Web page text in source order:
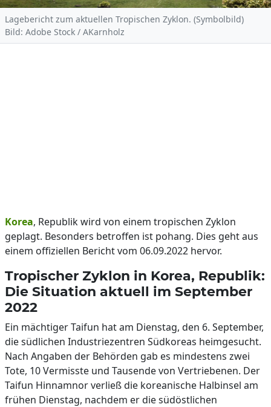
Lagebericht zum aktuellen Tropischen Zyklon. (Symbolbild)
Bild: Adobe Stock / AKarnholz
Korea, Republik wird von einem tropischen Zyklon
geplagt. Besonders betroffen ist pohang. Dies geht aus
einem offiziellen Bericht vom 06.09.2022 hervor.
Tropischer Zyklon in Korea, Republik:
Die Situation aktuell im September
2022
Ein mächtiger Taifun hat am Dienstag, den 6. September,
die südlichen Industriezentren Südkoreas heimgesucht.
Nach Angaben der Behörden gab es mindestens zwei
Tote, 10 Vermisste und Tausende von Vertriebenen. Der
Taifun Hinnamnor verließ die koreanische Halbinsel am
frühen Dienstag, nachdem er die südöstlichen